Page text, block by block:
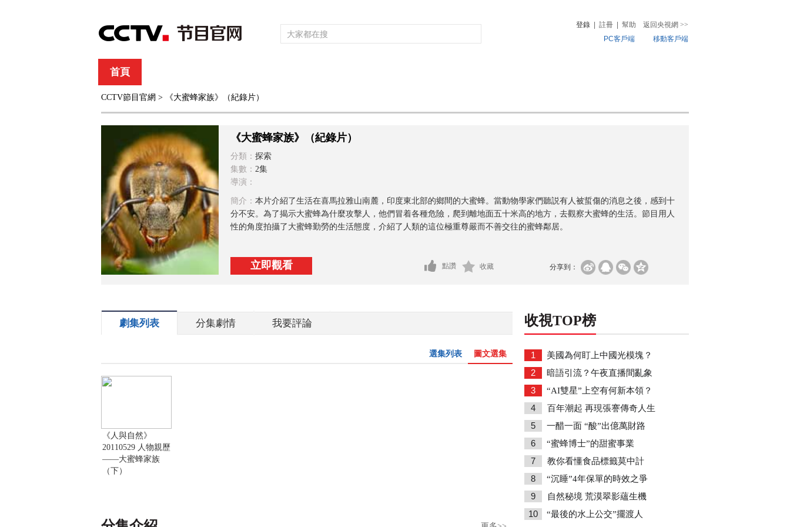
登錄 註冊 幫助 返回央視網 >>
PC客戶端
移動客戶端
首頁
綜合 新聞 財經 綜藝 中文國際 體育
CCTV節目官網 > 《大蜜蜂家族》（紀錄片）
《大蜜蜂家族》（紀錄片）
分類： 探索
集數： 2集
導演：
簡介： 本片介紹了生活在喜馬拉雅山南麓，印度東北部的鄉間的大蜜蜂。當動物學家們聽説有人被蜇傷的消息之後，感到十
分不安。為了揭示大蜜蜂為什麼攻擊人，他們冒着各種危險，爬到離地面五十米高的地方，去觀察大蜜蜂的生活。節目用人
性的角度拍攝了大蜜蜂勤勞的生活態度，介紹了人類的這位極重尊嚴而不善交往的蜜蜂鄰居。
立即觀看 分享到：
點讚 收藏
劇集列表 分集劇情 我要評論
圖文選集
選集列表
《人與自然》
20110529 人物親歷
——大蜜蜂家族
（下）
收視TOP榜
1 美國為何盯上中國光模塊？
2 暗語引流？午夜直播間亂象
3 “AI雙星”上空有何新本領？
4 百年潮起 再現張謇傳奇人生
5 一醋一面 “酸”出億萬財路
6 “蜜蜂博士”的甜蜜事業
7 教你看懂食品標籤莫中計
8 “沉睡”4年保單的時效之爭
9 自然秘境 荒漠翠影蘊生機
10 “最後的水上公交”擺渡人